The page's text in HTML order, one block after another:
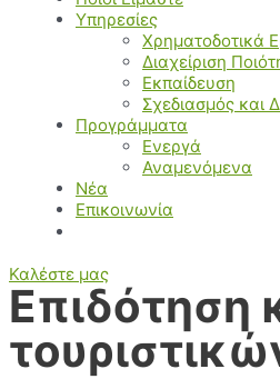
Υπηρεσίες
Χρηματοδοτικά
Διαχείριση
Εκπαίδευση
Σχεδιασμός
Προγράμματα
Ενεργά
Αναμενόμενα
Νέα
Επικοινωνία
Καλέστε μας
Επιδότηση